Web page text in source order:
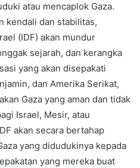
atau mencaplok Gaza.
kendali dan stabilitas,
(IDF) akan mundur
sejarah, dan kerangka
yang akan disepakati
dan Amerika Serikat,
Gaza yang aman dan tidak
Israel, Mesir, atau
akan secara bertahap
yang didudukinya kepada
yang mereka buat